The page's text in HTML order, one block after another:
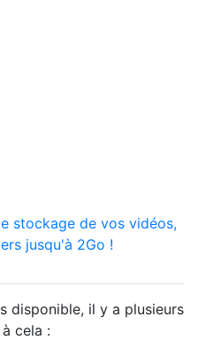
stockage de vos vidéos,
jusqu'à 2Go !
disponible, il y a plusieurs
cela :